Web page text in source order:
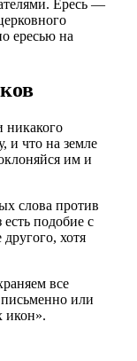
Ересь —
ересью на
никакого
и что на земле
им и
слова против
подобие с
хотя
все
или
икон».